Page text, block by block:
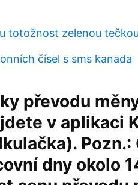
totožnost zelenou tečkou
čísel s sms kanada
převodu
v aplikaci
dny okolo